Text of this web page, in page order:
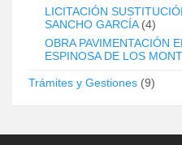
LICITACIÓN
SANCHO GARCÍA(4)
OBRA PAVIMENTACIÓN
ESPINOSA DE LOS
Trámites y Gestiones (9)